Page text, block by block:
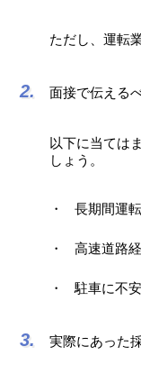
ただし、運転
面接で伝える
以下に当ては
しょう。
長期間運
高速道路
駐車に不
実際にあった